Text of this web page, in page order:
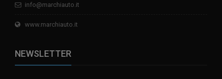
info@marchiauto.it
www.marchiauto.it
NEWSLETTER